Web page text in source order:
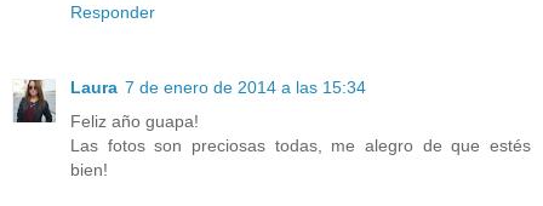
Responder
Laura 7 de enero de 2014 a las 15:34
Feliz año guapa!
Las fotos son preciosas todas, me alegro de que estés
bien!